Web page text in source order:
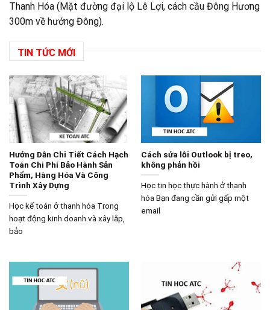
Thanh Hóa (Mặt đường đại lộ Lê Lợi, cách cầu Đông Hương
300m về hướng Đông).
TIN TỨC MỚI
Hướng Dẫn Chi Tiết Cách Hạch
Toán Chi Phí Bảo Hành Sản
Phẩm, Hàng Hóa Và Công
Trình Xây Dựng
Học kế toán ở thanh hóa Trong
hoạt động kinh doanh và xây lắp,
bảo
Cách sửa lỗi Outlook bị treo,
không phản hồi
Học tin học thực hành ở thanh
hóa Bạn đang cần gửi gấp một
email